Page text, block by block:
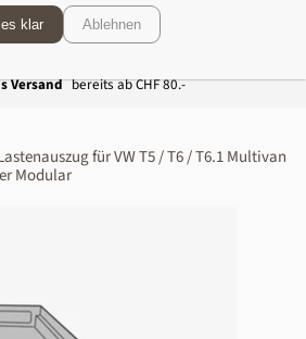
Versand bereits ab CHF 80.-
für VW T5 / T6 / T6.1 Multivan
Modular
klar Ablehnen